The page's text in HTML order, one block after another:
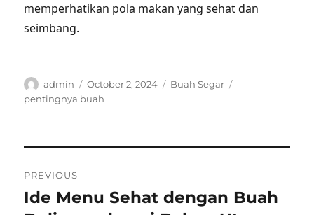
memperhatikan pola makan yang sehat dan
seimbang.
Author
admin
Posted
on
October 2, 2024 Categories
Buah Segar
pentingnya buah
navigation
PREVIOUS
Previous
Ide Menu Sehat dengan Buah